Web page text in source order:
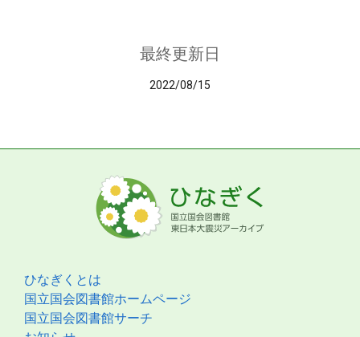
最終更新日
2022/08/15
ひなぎくとは
国立国会図書館ホームページ
国立国会図書館サーチ